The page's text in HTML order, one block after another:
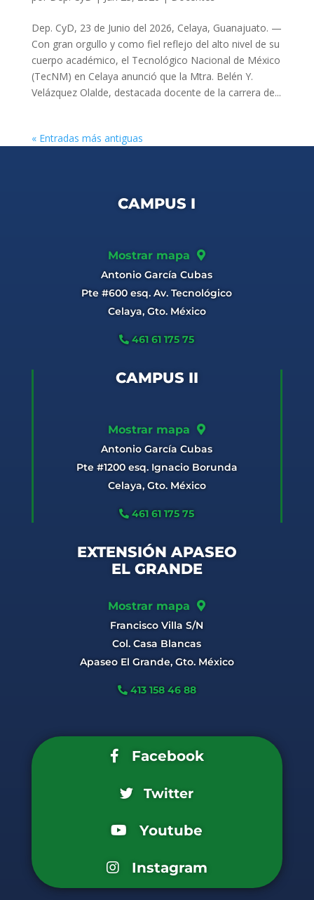
Dep. CyD, 23 de Junio del 2026, Celaya, Guanajuato. —
Con gran orgullo y como fiel reflejo del alto nivel de su
cuerpo académico, el Tecnológico Nacional de México
(TecNM) en Celaya anunció que la Mtra. Belén Y.
Velázquez Olalde, destacada docente de la carrera de...
« Entradas más antiguas
CAMPUS I
Mostrar mapa
Antonio García Cubas
Pte #600 esq. Av. Tecnológico
Celaya, Gto. México
461 61 175 75
CAMPUS II
Mostrar mapa
Antonio García Cubas
Pte #1200 esq. Ignacio Borunda
Celaya, Gto. México
461 61 175 75
EXTENSIÓN APASEO
EL GRANDE
Mostrar mapa
Francisco Villa S/N
Col. Casa Blancas
Apaseo El Grande, Gto. México
413 158 46 88
Facebook
Twitter
Youtube
Instagram